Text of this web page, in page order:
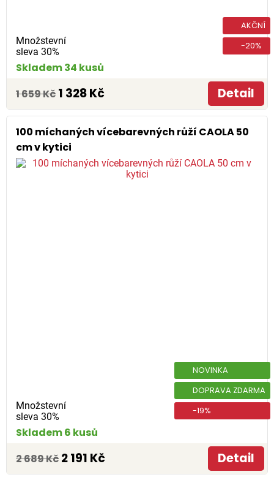
Množstevní
sleva 30%
AKČNÍ
-20%
Skladem 34 kusů
1 659 Kč 1 328 Kč Detail
100 míchaných vícebarevných růží CAOLA 50
cm v kytici
Množstevní
sleva 30%
NOVINKA
DOPRAVA ZDARMA
-19%
Skladem 6 kusů
2 689 Kč 2 191 Kč Detail